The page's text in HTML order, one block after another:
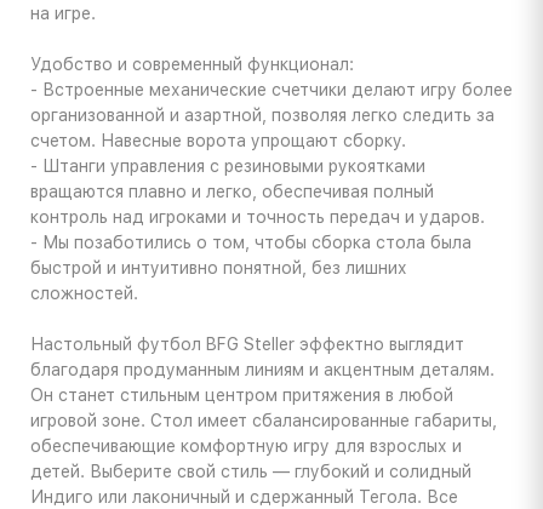
на игре.
Удобство и современный функционал:
- Встроенные механические счетчики делают игру более
организованной и азартной, позволяя легко следить за
счетом. Навесные ворота упрощают сборку.
- Штанги управления с резиновыми рукоятками
вращаются плавно и легко, обеспечивая полный
контроль над игроками и точность передач и ударов.
- Мы позаботились о том, чтобы сборка стола была
быстрой и интуитивно понятной, без лишних
сложностей.
Настольный футбол BFG Steller эффектно выглядит
благодаря продуманным линиям и акцентным деталям.
Он станет стильным центром притяжения в любой
игровой зоне. Стол имеет сбалансированные габариты,
обеспечивающие комфортную игру для взрослых и
детей. Выберите свой стиль — глубокий и солидный
Индиго или лаконичный и сдержанный Тегола. Все